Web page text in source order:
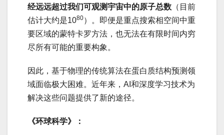
经远远超过我们可观测宇宙中的原子总数 （目前
估计大约是1080）。即便是重点搜索相空间中重
要区域的蒙特卡罗方法，也无法在有限时间内穷
尽所有可能的重要构象。
因此，基于物理的传统算法在蛋白质结构预测领
域面临极大困难。近年来，AI和深度学习技术为
解决这些问题提供了新的途径。
《环球科学》：